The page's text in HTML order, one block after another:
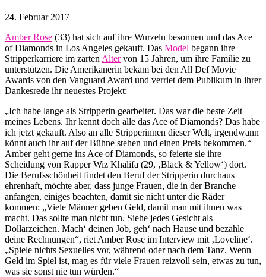
24. Februar 2017
Amber Rose (33) hat sich auf ihre Wurzeln besonnen und das Ace
of Diamonds in Los Angeles gekauft. Das Model begann ihre
Stripperkarriere im zarten Altervon 15 Jahren, um ihre Familie zu
unterstützen. Die Amerikanerin bekam bei den All Def Movie
Awards von den Vanguard Award und verriet dem Publikum in ihrer
Dankesrede ihr neuestes Projekt:
„Ich habe lange als Stripperin gearbeitet. Das war die beste Zeit
meines Lebens. Ihr kennt doch alle das Ace of Diamonds? Das habe
ich jetzt gekauft. Also an alle Stripperinnen dieser Welt, irgendwann
könnt auch ihr auf der Bühne stehen und einen Preis bekommen.“
Amber geht gerne ins Ace of Diamonds, so feierte sie ihre
Scheidung von Rapper Wiz Khalifa (29, ‚Black & Yellow‘) dort.
Die Berufsschönheit findet den Beruf der Stripperin durchaus
ehrenhaft, möchte aber, dass junge Frauen, die in der Branche
anfangen, einiges beachten, damit sie nicht unter die Räder
kommen: „Viele Männer geben Geld, damit man mit ihnen was
macht. Das sollte man nicht tun. Siehe jedes Gesicht als
Dollarzeichen. Mach‘ deinen Job, geh‘ nach Hause und bezahle
deine Rechnungen“, riet Amber Rose im Interview mit ‚Loveline‘.
„Spiele nichts Sexuelles vor, während oder nach dem Tanz. Wenn
Geld im Spiel ist, mag es für viele Frauen reizvoll sein, etwas zu tun,
was sie sonst nie tun würden.“